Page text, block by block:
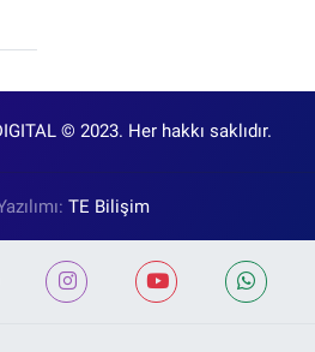
© 2023. Her hakkı saklıdır.
TE Bilişim